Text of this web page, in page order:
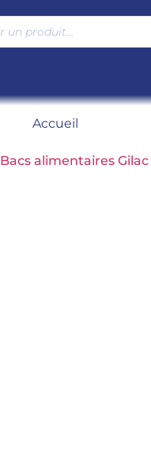
Accueil
Bacs alimentaires Gilac